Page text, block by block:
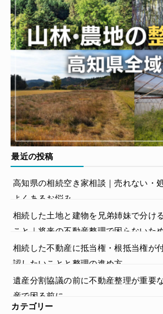
最近の投稿
高知県の相続空き家相談｜売れない・
よくあるお悩み
相続した土地と建物を兄弟姉妹で分け
こと｜将来の不動産整理で困らないた
相続した不動産に抵当権・根抵当権が
認したいことと整理の進め方
遺産分割協議の前に不動産整理が重要
産で困る前に
カテゴリー